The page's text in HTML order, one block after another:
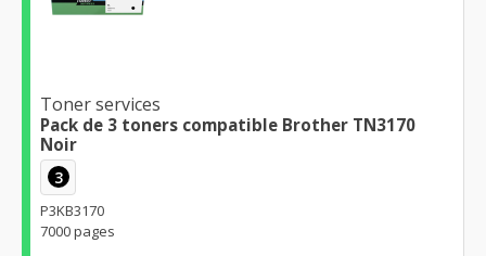
Toner services
Pack de 3 toners compatible Brother TN3170
Noir
3
P3KB3170
7000 pages